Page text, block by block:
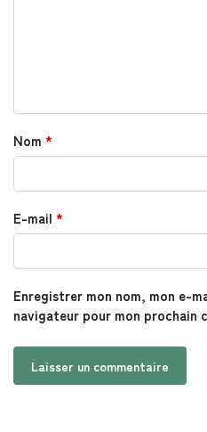
Nom *
E-mail *
Enregistrer mon nom, mon e-
navigateur pour mon prochain